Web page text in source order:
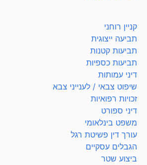
קניין רוחני
תביעה ייצוגית
תביעות קטנות
תביעות כספיות
דיני עמותות
שיפוט צבאי / לענייני צבא
זכויות רפואיות
דיני ספורט
משפט בינלאומי
עורך דין פשיטת רגל
הגבלים עסקיים
ביצוע שטר